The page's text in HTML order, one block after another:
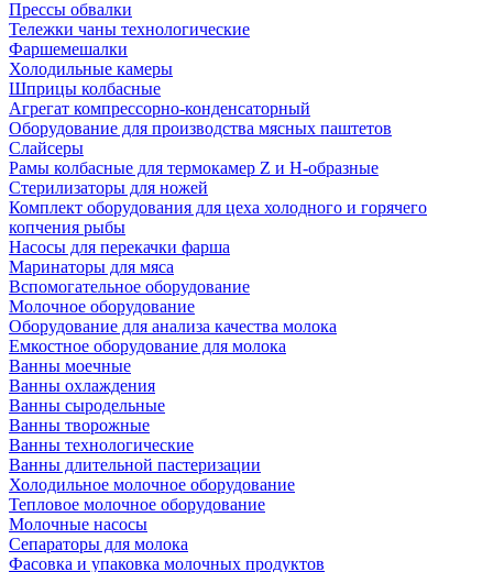
Прессы обвалки
Тележки чаны технологические
Фаршемешалки
Холодильные камеры
Шприцы колбасные
Агрегат компрессорно-конденсаторный
Оборудование для производства мясных паштетов
Слайсеры
Рамы колбасные для термокамер Z и H-образные
Стерилизаторы для ножей
Комплект оборудования для цеха холодного и горячего
копчения рыбы
Насосы для перекачки фарша
Маринаторы для мяса
Вспомогательное оборудование
Молочное оборудование
Оборудование для анализа качества молока
Емкостное оборудование для молока
Ванны моечные
Ванны охлаждения
Ванны сыродельные
Ванны творожные
Ванны технологические
Ванны длительной пастеризации
Холодильное молочное оборудование
Тепловое молочное оборудование
Молочные насосы
Сепараторы для молока
Фасовка и упаковка молочных продуктов